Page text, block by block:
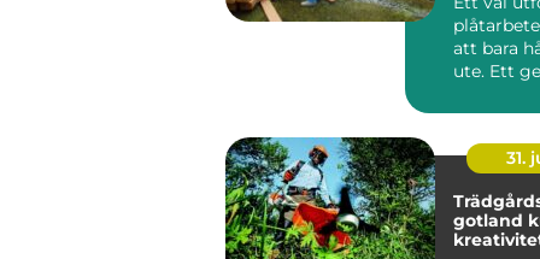
att bara
ute. Ett
fasad...
31.
gotland kunskap,